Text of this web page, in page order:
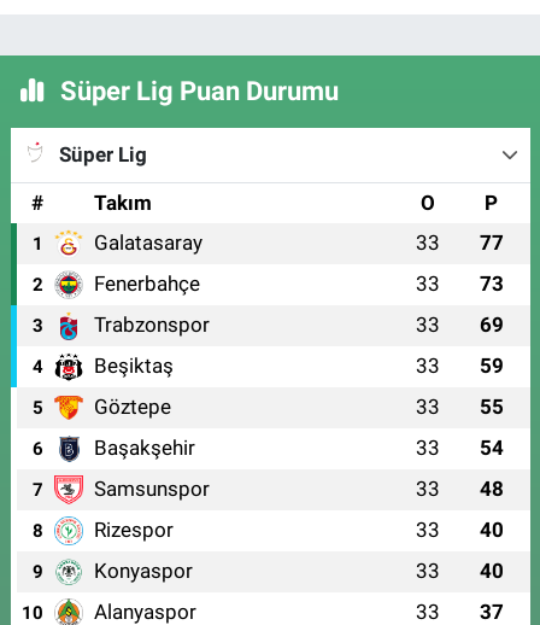
Süper Lig Puan Durumu
Süper Lig
#
Takım O P
1 Galatasaray 33 77
2 Fenerbahçe 33 73
3 Trabzonspor 33 69
4 Beşiktaş 33 59
5 Göztepe 33 55
6 Başakşehir 33 54
7 Samsunspor 33 48
8 Rizespor 33 40
9 Konyaspor 33 40
10 Alanyaspor 33 37